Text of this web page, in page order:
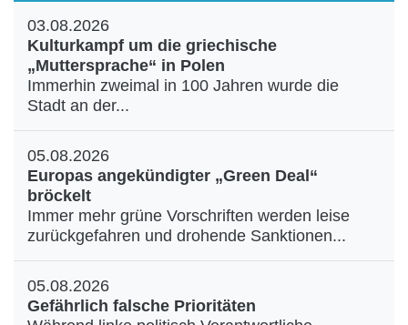
03.08.2026
Kulturkampf um die griechische
„Muttersprache“ in Polen
Immerhin zweimal in 100 Jahren wurde die
Stadt an der...
05.08.2026
Europas angekündigter „Green Deal“
bröckelt
Immer mehr grüne Vorschriften werden leise
zurückgefahren und drohende Sanktionen...
05.08.2026
Gefährlich falsche Prioritäten